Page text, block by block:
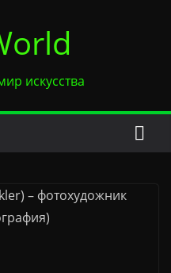
искусства